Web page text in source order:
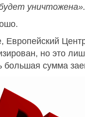
уничтожена».
Европейский
но это
большая сумма